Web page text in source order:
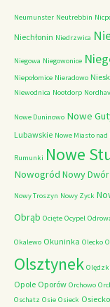
Neumunster Neutrebbin
Niechłonin Niedrzwica
Niegowa Niegowonice
Niepołomice Nieradowo
Niewodnica Nootdorp
Nowe Duninowo Nowe
Lubawskie Nowe Miasto nad
Rumunki Nowe
Nowogród Nowy
Nowy Troszyn Nowy Zyck
Obrąb Ocięte Ocypel
Okalewo Okuninka Olecko
Olsztynek
Opole Oporów Orchowo
Oschatz Osie Osieck Osiecko